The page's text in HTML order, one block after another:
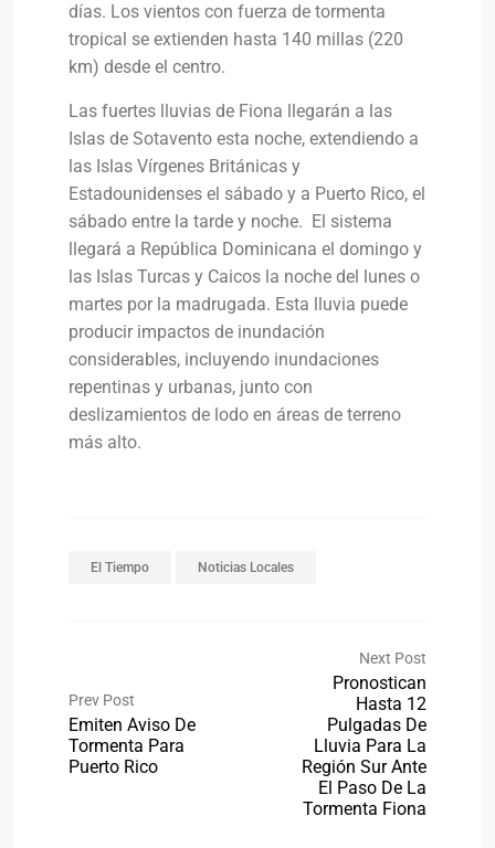
días. Los vientos con fuerza de tormenta
tropical se extienden hasta 140 millas (220
km) desde el centro.
Las fuertes lluvias de Fiona llegarán a las
Islas de Sotavento esta noche, extendiendo a
las Islas Vírgenes Británicas y
Estadounidenses el sábado y a Puerto Rico, el
sábado entre la tarde y noche. El sistema
llegará a República Dominicana el domingo y
las Islas Turcas y Caicos la noche del lunes o
martes por la madrugada. Esta lluvia puede
producir impactos de inundación
considerables, incluyendo inundaciones
repentinas y urbanas, junto con
deslizamientos de lodo en áreas de terreno
más alto.
El Tiempo Noticias Locales
Prev Post
Emiten Aviso De
Tormenta Para
Puerto Rico
Next Post
Pronostican
Hasta 12
Pulgadas De
Lluvia Para La
Región Sur Ante
El Paso De La
Tormenta Fiona